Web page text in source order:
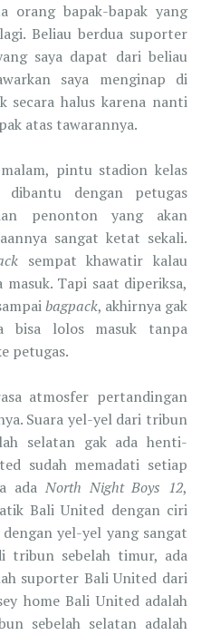
orang bapak-bapak yang
Beliau berdua suporter
saya dapat dari beliau
saya menginap di
secara halus karena nanti
atas tawarannya.
pintu stadion kelas
dengan petugas
penonton yang akan
sangat ketat sekali.
sempat khawatir kalau
Tapi saat diperiksa,
bagpack, akhirnya gak
bisa lolos masuk tanpa
petugas.
atmosfer pertandingan
Suara yel-yel dari tribun
selatan gak ada henti-
sudah memadati setiap
ada North Night Boys 12,
Bali United dengan ciri
yel-yel yang sangat
tribun sebelah timur, ada
suporter Bali United dari
home Bali United adalah
sebelah selatan adalah